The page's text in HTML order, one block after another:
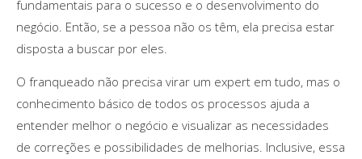
fundamentais para o sucesso e o desenvolvimento do
negócio. Então, se a pessoa não os têm, ela precisa estar
disposta a buscar por eles.
O franqueado não precisa virar um expert em tudo, mas o
conhecimento básico de todos os processos ajuda a
entender melhor o negócio e visualizar as necessidades
de correções e possibilidades de melhorias. Inclusive, essa